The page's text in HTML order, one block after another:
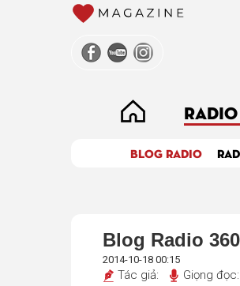
BLOG RADIO
Blog Radio
2014-10-18 00:15
Tác giả: Giọng đọc: